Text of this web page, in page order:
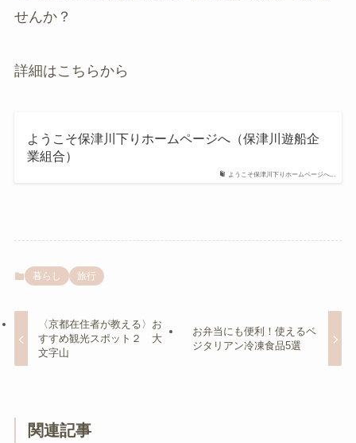
せんか？
詳細はこちらから
ようこそ保津川下りホームページへ...
ようこそ保津川下りホームページへ（保津川遊船企
業組合）
暮らし 旅行
〈京都在住者が教える〉お
すすめ観光スポット２ 大
文字山
お弁当にも便利！使えるベ
ジタリアン冷凍食品5選
関連記事